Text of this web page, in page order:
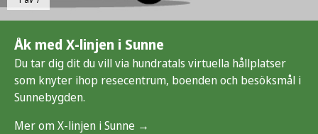
Åk med X-linjen i Sunne
Du tar dig dit du vill via hundratals virtuella hållplatser
som knyter ihop resecentrum, boenden och besöksmål i
Sunnebygden.
Mer om X-linjen i Sunne →